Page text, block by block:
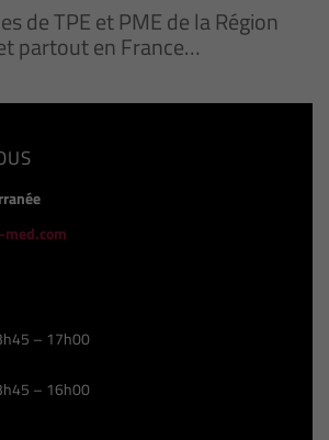
de TPE et PME de la Région
partout en France…
– 17h00
– 16h00